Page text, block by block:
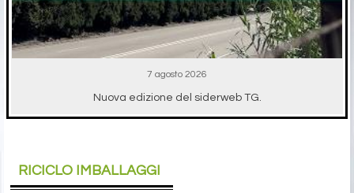
7 agosto 2026
Nuova edizione del siderweb TG.
RICICLO IMBALLAGGI